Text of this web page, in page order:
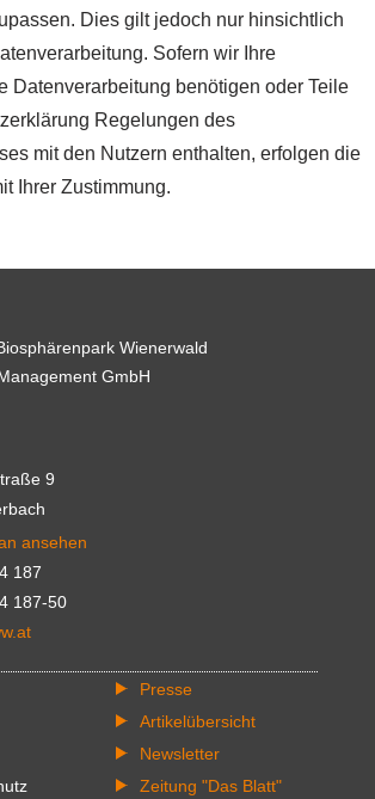
Dies gilt jedoch nur hinsichtlich
Sofern wir Ihre
Datenverarbeitung benötigen oder Teile
Regelungen des
mit den Nutzern enthalten, erfolgen die
Ihrer Zustimmung.
Wienerwald
GmbH
9
ansehen
187
187-50
Presse
Artikelübersicht
Newsletter
Zeitung "Das Blatt"